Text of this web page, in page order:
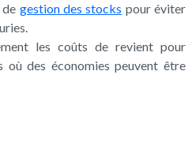
gestion des stocks pour éviter
les coûts de revient pour
où des économies peuvent être